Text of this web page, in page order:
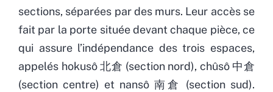
sections, séparées par des murs. Leur accès se
fait par la porte située devant chaque pièce, ce
qui assure l’indépendance des trois espaces,
appelés hokusô 北倉 (section nord), chûsô 中倉
(section centre) et nansô 南倉 (section sud).